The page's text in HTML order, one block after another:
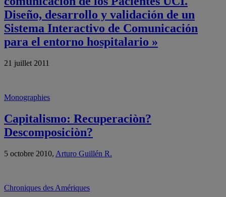
Diseño, desarrollo y validación de un
Sistema Interactivo de Comunicación
para el entorno hospitalario »
21 juillet 2011
Monographies
Capitalismo: Recuperaciòn?
Descomposiciòn?
5 octobre 2010, Arturo Guillén R.
Chroniques des Amériques